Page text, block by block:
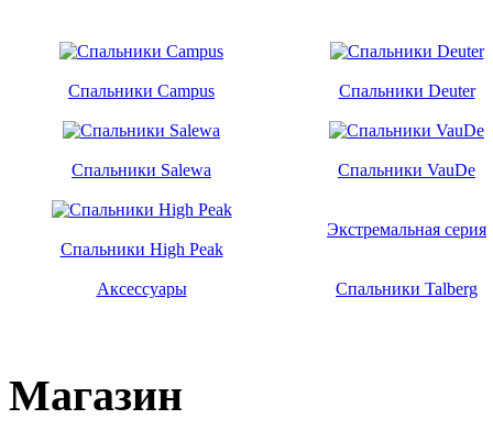
Спальники Campus Спальники Deuter
Спальники Salewa Спальники VauDe
Спальники High Peak
Экстремальная серия
Аксессуары Спальники Talberg
Магазин